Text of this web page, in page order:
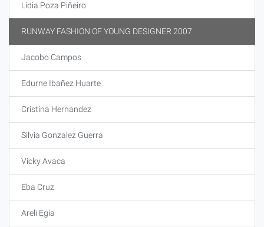
Lidia Poza Piñeiro
RUNWAY FASHION OF YOUNG DESIGNER 2007
Jacobo Campos
Edurne Ibañez Huarte
Cristina Hernandez
Silvia Gonzalez Guerra
Vicky Avaca
Eba Cruz
Areli Egía